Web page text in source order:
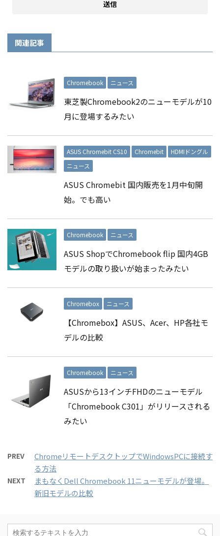
関連記事
Chromebook ニュース
東芝製Chromebook2のニューモデルが10
月に登場するみたい
ASUS Chromebit CS10 Chromebit
HDMIドングル
ニュース
ASUS Chromebit 国内販売を1月中旬開
始。でも高い
Chromebook ニュース
ASUS ShopでChromebook flip 国内4GB
モデルの取り扱いが始まったみたい
Chromebox ニュース
【Chromebox】ASUS、Acer、HP各社モ
デルの比較
Chromebook ニュース
ASUSから13インチFHDのニューモデル
「Chromebook C301」がリリースされる
みたい
PREV
ChromeリモートデスクトップでWindowsPCに接続す
る方法
NEXT
まもなくDell Chromebook 11ニューモデルが登場。
新旧モデルの比較